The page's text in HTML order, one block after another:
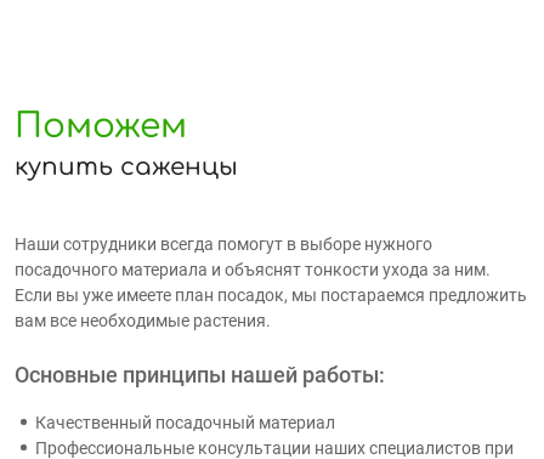
Поможем
купить саженцы
Наши сотрудники всегда помогут в выборе нужного
посадочного материала и объяснят тонкости ухода за ним.
Если вы уже имеете план посадок, мы постараемся предложить
вам все необходимые растения.
Основные принципы нашей работы:
Качественный посадочный материал
Профессиональные консультации наших специалистов при